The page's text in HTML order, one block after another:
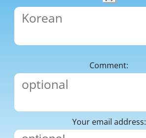
Comment:
Your email address: